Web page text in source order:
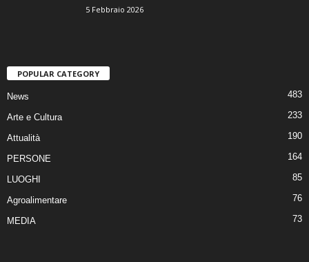
5 Febbraio 2026
POPULAR CATEGORY
News 483
Arte e Cultura 233
Attualità 190
PERSONE 164
LUOGHI 85
Agroalimentare 76
MEDIA 73